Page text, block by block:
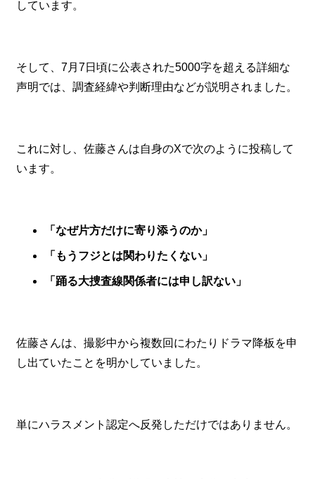
しています。
そして、7月7日頃に公表された5000字を超える詳細な
声明では、調査経緯や判断理由などが説明されました。
これに対し、佐藤さんは自身のXで次のように投稿して
います。
「なぜ片方だけに寄り添うのか」
「もうフジとは関わりたくない」
「踊る大捜査線関係者には申し訳ない」
佐藤さんは、撮影中から複数回にわたりドラマ降板を申
し出ていたことを明かしていました。
単にハラスメント認定へ反発しただけではありません。